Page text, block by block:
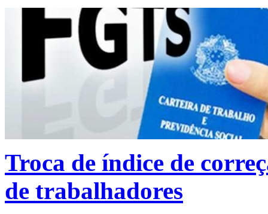
Troca de índice de
de trabalhadores